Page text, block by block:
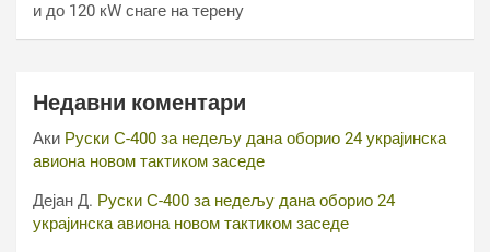
и до 120 кW снаге на терену
Недавни коментари
Аки Руски С-400 за недељу дана оборио 24 украјинска
авиона новом тактиком заседе
Дејан Д. Руски С-400 за недељу дана оборио 24
украјинска авиона новом тактиком заседе